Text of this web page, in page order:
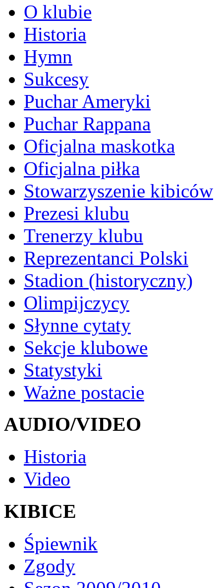
O klubie
Historia
Hymn
Sukcesy
Puchar Ameryki
Puchar Rappana
Oficjalna maskotka
Oficjalna piłka
Stowarzyszenie kibiców
Prezesi klubu
Trenerzy klubu
Reprezentanci Polski
Stadion (historyczny)
Olimpijczycy
Słynne cytaty
Sekcje klubowe
Statystyki
Ważne postacie
AUDIO/VIDEO
Historia
Video
KIBICE
Śpiewnik
Zgody